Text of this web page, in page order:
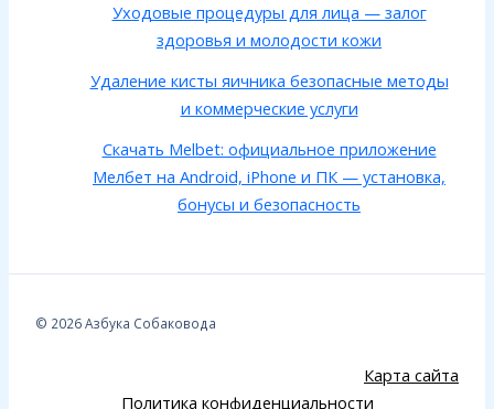
Уходовые процедуры для лица — залог
здоровья и молодости кожи
Удаление кисты яичника безопасные методы
и коммерческие услуги
Скачать Melbet: официальное приложение
Мелбет на Android, iPhone и ПК — установка,
бонусы и безопасность
© 2026 Азбука Собаковода
Карта сайта
Политика конфиденциальности